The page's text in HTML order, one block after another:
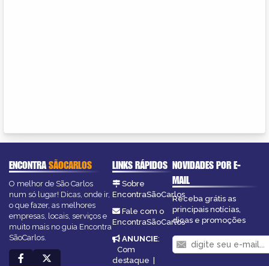
ENCONTRASÃOCARLOS
O melhor de São Carlos
num só lugar! Dicas, onde ir,
o que fazer, as melhores
empresas, locais, serviços e
muito mais no guia Encontra
SãoCarlos.
LINKS RÁPIDOS
Sobre
EncontraSãoCarlos
Fale com o
EncontraSãoCarlos
ANUNCIE:
Com
destaque
NOVIDADES POR E-
MAIL
Receba grátis as
principais notícias,
dicas e promoções